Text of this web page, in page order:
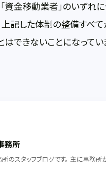
資金移動業者」のいず
上記した体制の整備すべ
できないことになって
務所
のスタッフブログです。 主に事務所